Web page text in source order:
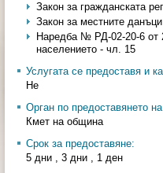
Закон за гражданската
Закон за местните
Наредба № РД-02-20-6 от
населението - чл. 15
Услугата се предоставя и
Не
Орган по предоставянето
Кмет на община
Срок за предоставяне:
5 дни , 3 дни , 1 ден